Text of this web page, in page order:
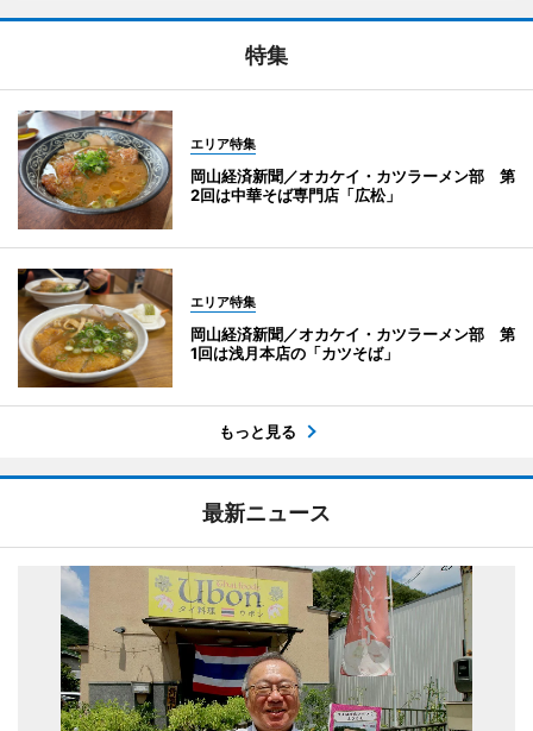
特集
エリア特集
岡山経済新聞／オカケイ・カツラーメン部 第
2回は中華そば専門店「広松」
エリア特集
岡山経済新聞／オカケイ・カツラーメン部 第
1回は浅月本店の「カツそば」
もっと見る
最新ニュース